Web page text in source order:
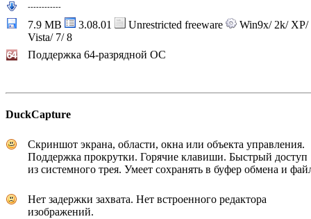
------------
7.9 MB 3.08.01 Unrestricted freeware
Win9x/ 2k/ XP/
Vista/ 7/ 8
Поддержка 64-разрядной ОС
DuckCapture
Скриншот экрана, области, окна или объекта управления.
Поддержка прокрутки. Горячие клавиши. Быстрый доступ
из системного трея. Умеет сохранять в буфер обмена и
Нет задержки захвата. Нет встроенного редактора
изображений.